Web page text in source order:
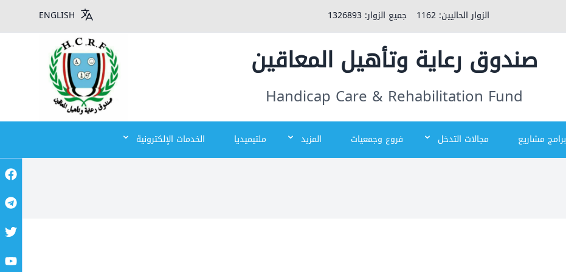
الزوار الحاليين:1162 جميع الزوار:1326893
ENGLISH
صندوق رعاية وتأهيل المعاقين
Handicap Care & Rehabilitation Fund
برامج مشاريع مجالات التدخل فروع وجمعيات المزيد ملتيميديا الخدمات الإلكترونية